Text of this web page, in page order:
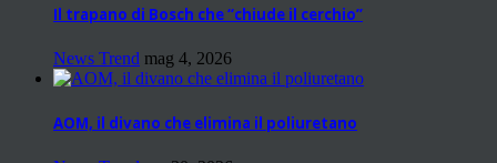
Il trapano di Bosch che “chiude il cerchio”
News Trend mag 4, 2026
AOM, il divano che elimina il poliuretano